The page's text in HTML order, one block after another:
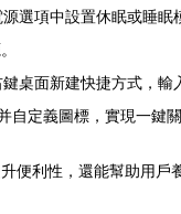
源選項中設置休眠或睡
鍵桌面新建快捷方式，輸
自定義圖標，實現一鍵關
便利性，還能幫助用戶